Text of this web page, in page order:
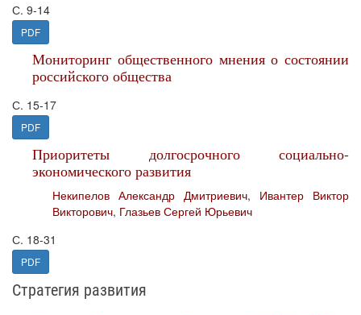
С. 9-14
PDF
Мониторинг общественного мнения о состоянии
российского общества
С. 15-17
PDF
Приоритеты долгосрочного социально-
экономического развития
Некипелов Александр Дмитриевич, Ивантер Виктор
Викторович, Глазьев Сергей Юрьевич
С. 18-31
PDF
Стратегия развития